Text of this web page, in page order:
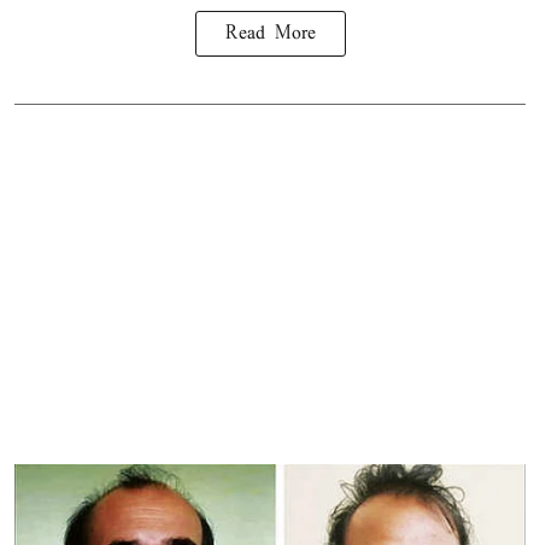
Read More